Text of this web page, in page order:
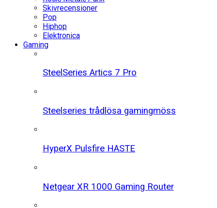
Skivrecensioner
Pop
Hiphop
Elektronica
Gaming
SteelSeries Artics 7 Pro
Steelseries trådlösa gamingmöss
HyperX Pulsfire HASTE
Netgear XR 1000 Gaming Router